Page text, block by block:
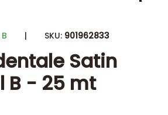
| SKU: 901962833
Satin
B - 25 mt